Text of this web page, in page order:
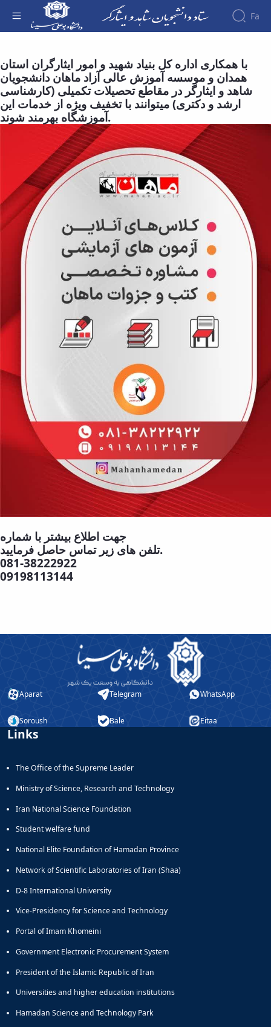
Fa
درباره
اهداف
و
وظایف
آئین
نامه ها
و
کاربرگ
ها
فرم
خدمات
تشکیل
پرونده
دانشجویان
در
ستاد
شاهد
و
ایثارگر
توجه
و
ایثارگر
درخواست
برگزاری
کلاسهای
استاد
برای دانشجویان شاهد و ایثارگر - ستاد
دانشجویان شاهد و ایثارگر
با همکاری اداره کل بنیاد شهید و امور ایثارگران استان
همدان و موسسه آموزش عالی آزاد ماهان دانشجویان
شاهد و ایثارگر در مقاطع تحصیلات تکمیلی (کارشناسی
ارشد و دکتری) میتوانند با تخفیف ویژه از خدمات این
آموزشگاه بهرمند شوند.
جهت اطلاع بیشتر با شماره
تلفن های زیر تماس حاصل فرمایید.
081-38222922
09198113144
Aparat Telegram WhatsApp
Soroush Bale Eitaa
Links
The Office of the Supreme Leader
Ministry of Science, Research and Technology
Iran National Science Foundation
Student welfare fund
National Elite Foundation of Hamadan Province
Network of Scientific Laboratories of Iran (Shaa)
D-8 International University
Vice-Presidency for Science and Technology
Portal of Imam Khomeini
Government Electronic Procurement System
President of the Islamic Republic of Iran
Universities and higher education institutions
Hamadan Science and Technology Park